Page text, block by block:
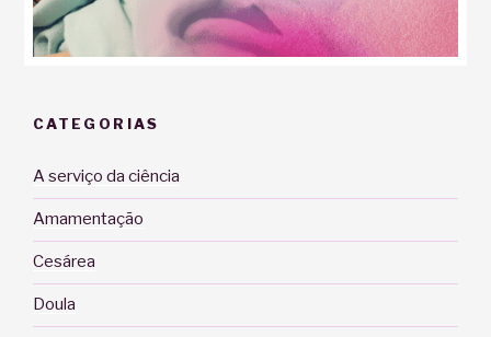
CATEGORIAS
A serviço da ciência
Amamentação
Cesárea
Doula